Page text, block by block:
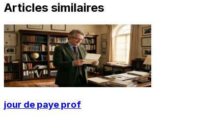
Articles similaires
jour de paye prof